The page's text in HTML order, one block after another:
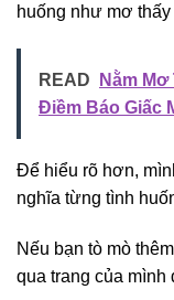
huống như mơ
READ
Nằm
Điềm Báo Giấc
Để hiểu rõ hơn,
nghĩa từng tình
Nếu bạn tò mò
qua trang của mình